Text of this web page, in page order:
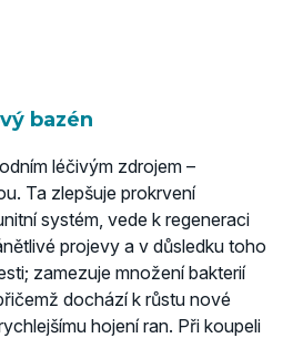
bazén
léčivým zdrojem –
Ta zlepšuje prokrvení
systém, vede k regeneraci
projevy a v důsledku toho
zamezuje množení bakterií
dochází k růstu nové
hojení ran. Při koupeli